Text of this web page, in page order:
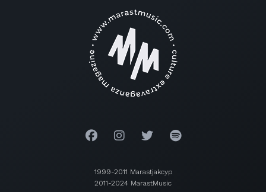
1999-2011 Marastjakcyp
2011-2024 MarastMusic